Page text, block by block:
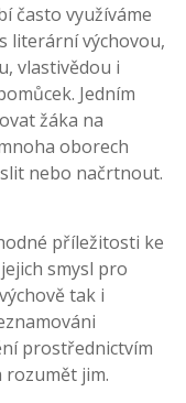
často využíváme
literární výchovou,
vlastivědou i
Jedním
žáka na
oborech
nebo načrtnout.
příležitosti ke
smysl pro
tak i
prostřednictvím
rozumět jim.